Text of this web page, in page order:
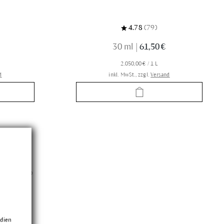
4.78 (79)
30 ml 61,50 €
2.050,00 € / 1 L
inkl. MwSt., zzgl.Versand